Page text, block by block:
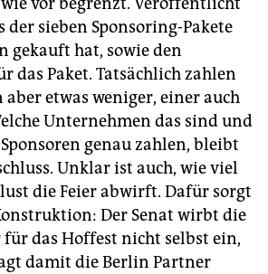
der sieben Sponsoring-Pakete
gekauft hat, sowie den
das Paket. Tatsächlich zahlen
aber etwas weniger, einer auch
Unternehmen das sind und
genau zahlen, bleibt
Unklar ist auch, wie viel
die Feier abwirft. Dafür sorgt
Der Senat wirbt die
für das Hoffest nicht selbst ein,
damit die Berlin Partner